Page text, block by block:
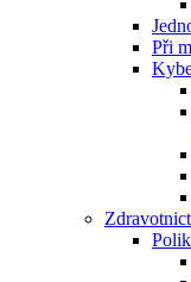
Při